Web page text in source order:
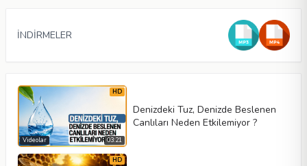
İNDİRMELER
HD
03:21
Videolar
Denizdeki Tuz, Denizde Beslenen
Canlıları Neden Etkilemiyor ?
HD